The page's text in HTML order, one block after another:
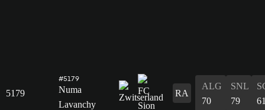
5179
#5179
Numa
Lavanchy
RA
ALG
70
SNL
79